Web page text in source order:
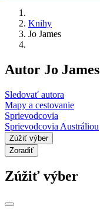
Knihy
Jo James
Autor Jo James
Sledovať autora
Mapy a cestovanie
Sprievodcovia
Sprievodcovia Austráliou
Zúžiť výber
Zoradiť
Zúžiť výber